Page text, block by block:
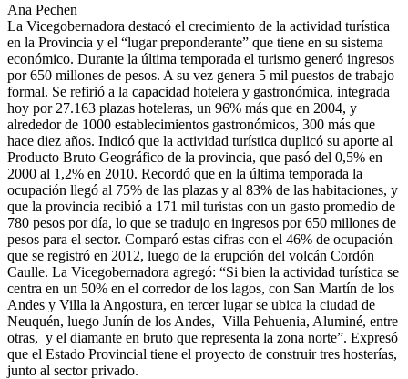
Ana Pechen
La Vicegobernadora destacó el crecimiento de la actividad turística
en la Provincia y el “lugar preponderante” que tiene en su sistema
económico. Durante la última temporada el turismo generó ingresos
por 650 millones de pesos. A su vez genera 5 mil puestos de trabajo
formal. Se refirió a la capacidad hotelera y gastronómica, integrada
hoy por 27.163 plazas hoteleras, un 96% más que en 2004, y
alrededor de 1000 establecimientos gastronómicos, 300 más que
hace diez años. Indicó que la actividad turística duplicó su aporte al
Producto Bruto Geográfico de la provincia, que pasó del 0,5% en
2000 al 1,2% en 2010. Recordó que en la última temporada la
ocupación llegó al 75% de las plazas y al 83% de las habitaciones, y
que la provincia recibió a 171 mil turistas con un gasto promedio de
780 pesos por día, lo que se tradujo en ingresos por 650 millones de
pesos para el sector. Comparó estas cifras con el 46% de ocupación
que se registró en 2012, luego de la erupción del volcán Cordón
Caulle. La Vicegobernadora agregó: “Si bien la actividad turística se
centra en un 50% en el corredor de los lagos, con San Martín de los
Andes y Villa la Angostura, en tercer lugar se ubica la ciudad de
Neuquén, luego Junín de los Andes, Villa Pehuenia, Aluminé, entre
otras, y el diamante en bruto que representa la zona norte”. Expresó
que el Estado Provincial tiene el proyecto de construir tres hosterías,
junto al sector privado.